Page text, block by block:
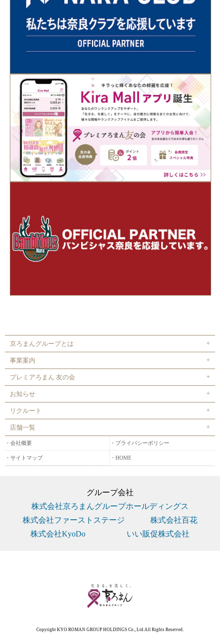
京ろまんグループとは
事業案内
プレミアろまん 友の会
お知らせ
リクルート
店舗一覧
会社概要 プライバシーポリシー
サイトマップ HOME
グループ会社
株式会社京ろまんグループホールディングス
株式会社ファーストステージ
株式会社百花
株式会社KyoDo
いい販促株式会社
Copyright KYO ROMAN GROUP HOLDINGS Co., Ltd.All Rights Reserved.